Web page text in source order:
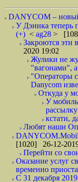
DANYCOM –
У Дэника теперь
(+) < ag28 >
Закроются эти
2020 19:02
Жулики не
"вагонами",
"Операторы
Danycom
Откуда у
У
кстати,
Любят наши
[1020] 26-12-
Перейти со
Оказание услуг
временно
С 31 декабря